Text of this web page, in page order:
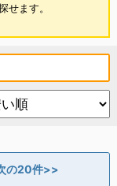
せます。
の20件>>